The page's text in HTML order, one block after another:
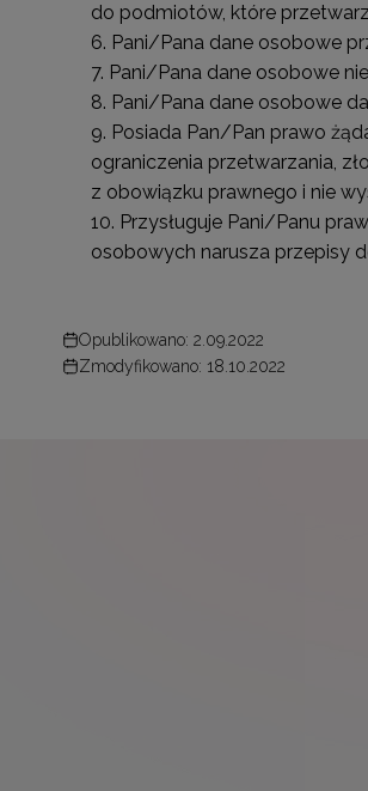
do podmiotów, które
Pani/Pana dane osobowe
Pani/Pana dane osobowe
Pani/Pana dane osobowe
Posiada Pan/Pan prawo
ograniczenia przetwarzania,
z obowiązku prawnego i nie
Przysługuje Pani/Panu
osobowych narusza przepisy
Opublikowano: 2.09.2022
Zmodyfikowano: 18.10.2022